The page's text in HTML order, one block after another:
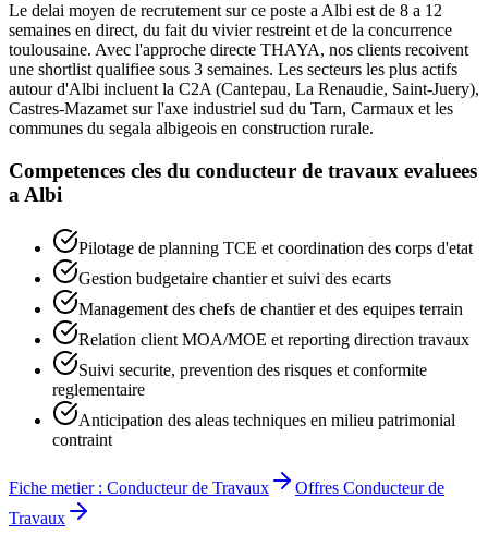
Le delai moyen de recrutement sur ce poste a Albi est de 8 a 12
semaines en direct, du fait du vivier restreint et de la concurrence
toulousaine. Avec l'approche directe THAYA, nos clients recoivent
une shortlist qualifiee sous 3 semaines. Les secteurs les plus actifs
autour d'Albi incluent la C2A (Cantepau, La Renaudie, Saint-Juery),
Castres-Mazamet sur l'axe industriel sud du Tarn, Carmaux et les
communes du segala albigeois en construction rurale.
Competences cles du conducteur de travaux evaluees
a Albi
Pilotage de planning TCE et coordination des corps d'etat
Gestion budgetaire chantier et suivi des ecarts
Management des chefs de chantier et des equipes terrain
Relation client MOA/MOE et reporting direction travaux
Suivi securite, prevention des risques et conformite
reglementaire
Anticipation des aleas techniques en milieu patrimonial
contraint
Fiche metier : Conducteur de Travaux Offres Conducteur de
Travaux